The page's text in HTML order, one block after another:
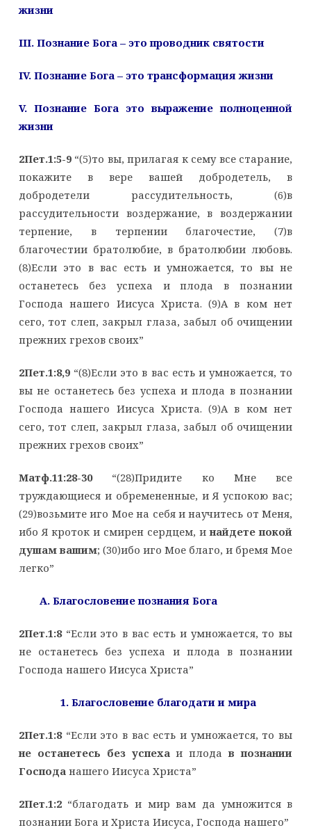
жизни
III. Познание Бога – это проводник святости
IV. Познание Бога – это трансформация жизни
V. Познание Бога это выражение полноценной
жизни
2Пет.1:5-9“(5)то вы, прилагая к сему все старание,
покажите в вере вашей добродетель, в
добродетели рассудительность, (6)в
рассудительности воздержание, в воздержании
терпение, в терпении благочестие, (7)в
благочестии братолюбие, в братолюбии любовь.
(8)Если это в вас есть и умножается, то вы не
останетесь без успеха и плода в познании
Господа нашего Иисуса Христа. (9)А в ком нет
сего, тот слеп, закрыл глаза, забыл об очищении
прежних грехов своих”
2Пет.1:8,9“(8)Если это в вас есть и умножается, то
вы не останетесь без успеха и плода в познании
Господа нашего Иисуса Христа. (9)А в ком нет
сего, тот слеп, закрыл глаза, забыл об очищении
прежних грехов своих”
Матф.11:28-30“(28)Придите ко Мне все
труждающиеся и обремененные, и Я успокою вас;
(29)возьмите иго Мое на себя и научитесь от Меня,
ибо Я кроток и смирен сердцем, инайдете покой
душам вашим; (30)ибо иго Мое благо, и бремя Мое
легко”
А. Благословение познания Бога
2Пет.1:8“Если это в вас есть и умножается, то вы
не останетесь без успеха и плода в познании
Господа нашего Иисуса Христа”
1. Благословение благодати и мира
2Пет.1:8“Если это в вас есть и умножается, то вы
не останетесь без успехаи плодав познании
Господанашего Иисуса Христа”
2Пет.1:2“благодать и мир вам да умножится в
познании Бога и Христа Иисуса, Господа нашего”